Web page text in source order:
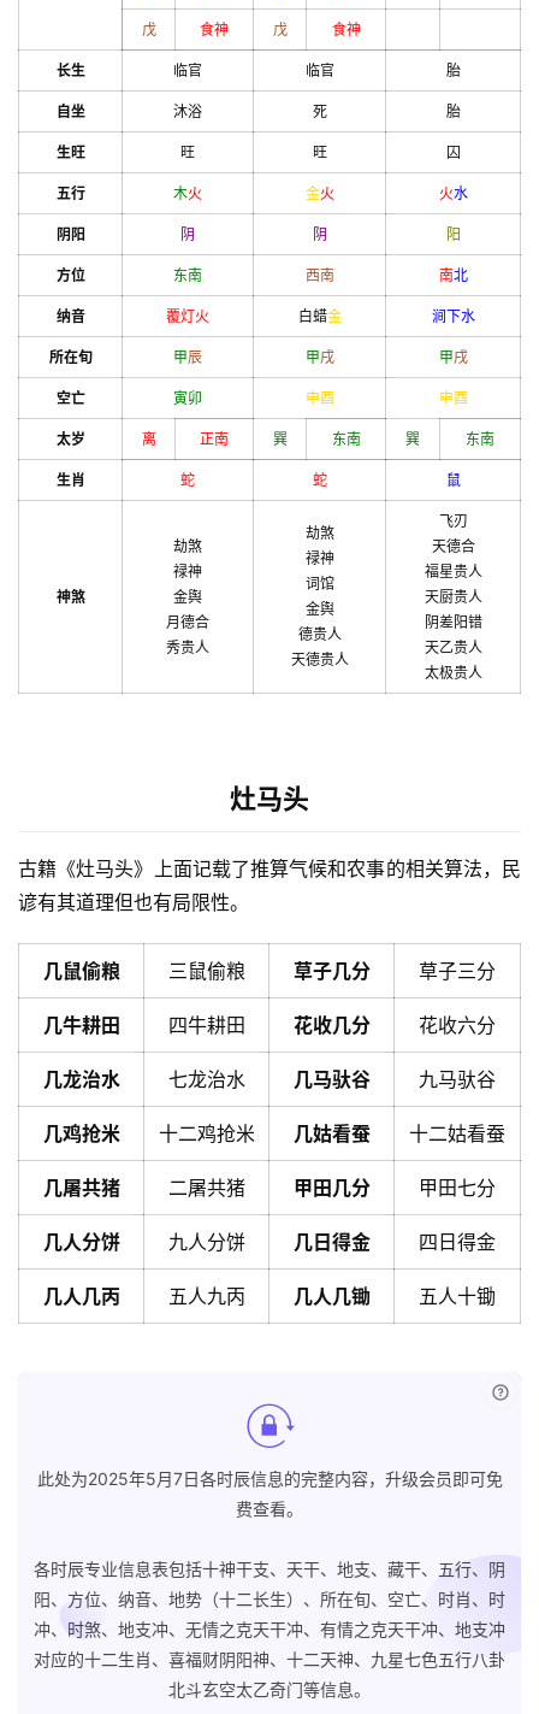
戊 食神 戊 食神
长生 临官 临官 胎
自坐 沐浴 死 胎
生旺 旺 旺 囚
五行 木火 金火 火水
阴阳 阴 阴 阳
方位 东南 西南 南北
纳音 覆灯火 白蜡金 涧下水
所在旬 甲辰 甲戌 甲戌
空亡 寅卯 申酉 申酉
太岁 离 正南 巽 东南 巽 东南
生肖 蛇 蛇 鼠
神煞
劫煞
禄神
金舆
月德合
秀贵人
劫煞
禄神
词馆
金舆
德贵人
天德贵人
飞刃
天德合
福星贵人
天厨贵人
阴差阳错
天乙贵人
太极贵人
灶马头
古籍《灶马头》上面记载了推算气候和农事的相关算法，民
谚有其道理但也有局限性。
几鼠偷粮 三鼠偷粮 草子几分 草子三分
几牛耕田 四牛耕田 花收几分 花收六分
几龙治水 七龙治水 几马驮谷 九马驮谷
几鸡抢米 十二鸡抢米 几姑看蚕 十二姑看蚕
几屠共猪 二屠共猪 甲田几分 甲田七分
几人分饼 九人分饼 几日得金 四日得金
几人几丙 五人九丙 几人几锄 五人十锄
此处为2025年5月7日各时辰信息的完整内容，升级会员即可免
费查看。
各时辰专业信息表包括十神干支、天干、地支、藏干、五行、阴
阳、方位、纳音、地势（十二长生）、所在旬、空亡、时肖、时
冲、时煞、地支冲、无情之克天干冲、有情之克天干冲、地支冲
对应的十二生肖、喜福财阴阳神、十二天神、九星七色五行八卦
北斗玄空太乙奇门等信息。